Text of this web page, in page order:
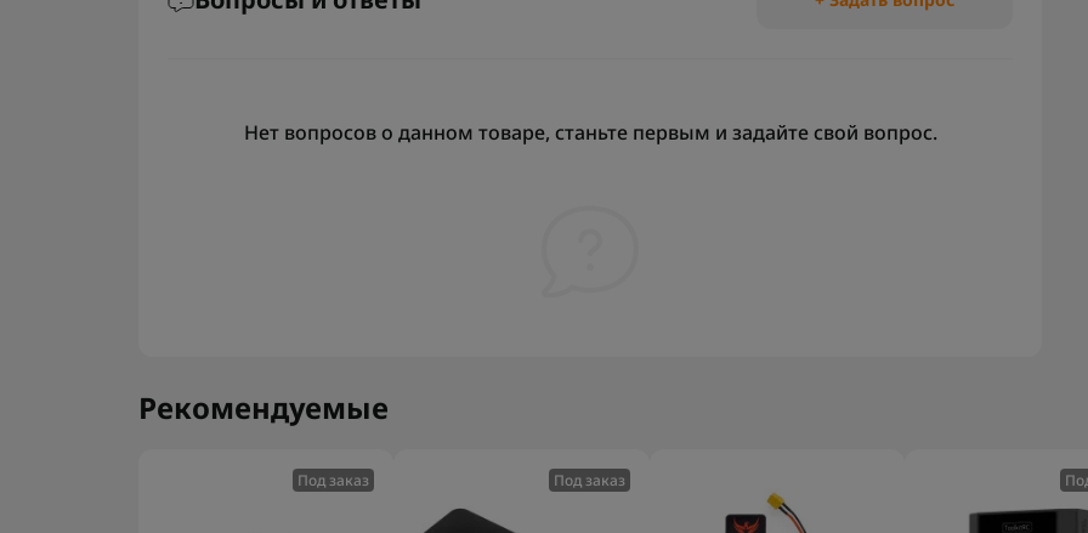
Нет вопросов о данном товаре, станьте первым и задайте свой вопрос.
Рекомендуемые
Под заказ Под заказ